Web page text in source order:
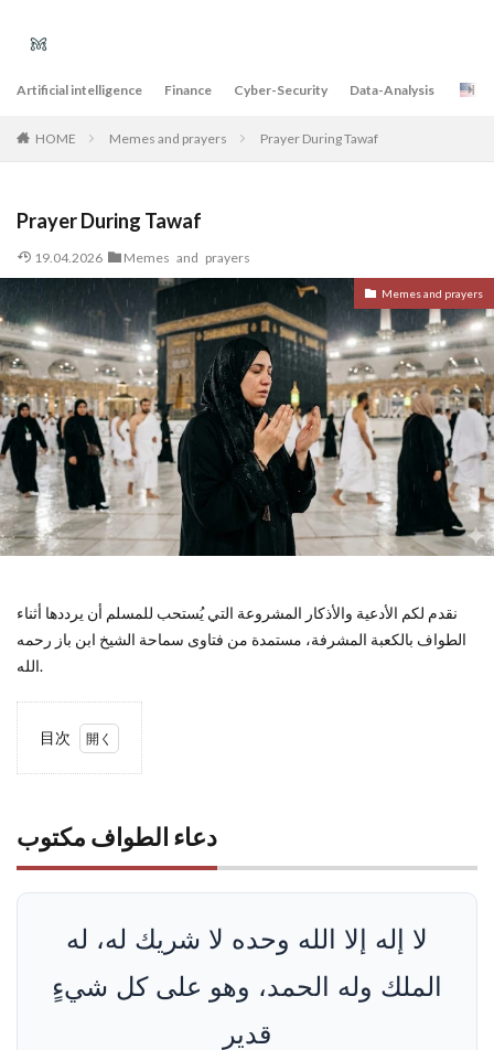
Artificial intelligence Finance Cyber-Security Data-Analysis
HOME Memes and prayers Prayer During Tawaf
Prayer During Tawaf
19.04.2026 Memes and prayers
Memes and prayers
نقدم لكم الأدعية والأذكار المشروعة التي يُستحب للمسلم أن يرددها أثناء
الطواف بالكعبة المشرفة، مستمدة من فتاوى سماحة الشيخ ابن باز رحمه
الله.
目次
مكتوب
دعاء الطواف مكتوب
لا إله إلا الله وحده لا شريك له، له
الملك وله الحمد، وهو على كل شيءٍ
قدير